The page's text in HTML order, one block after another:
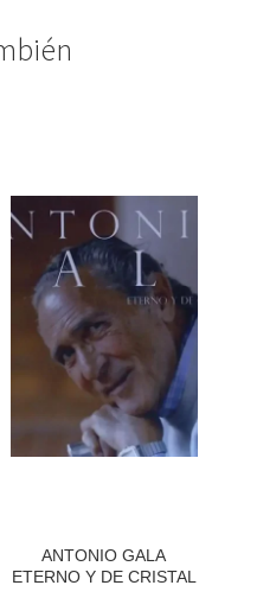
ANTONIO GALA
ETERNO Y DE CRISTAL